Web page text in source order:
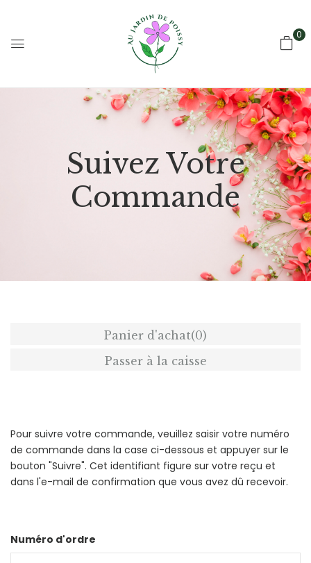
0
Suivez Votre
Commande
Panier d'achat(0)
Passer à la caisse
Pour suivre votre commande, veuillez saisir votre numéro
de commande dans la case ci-dessous et appuyer sur le
bouton "Suivre". Cet identifiant figure sur votre reçu et
dans l'e-mail de confirmation que vous avez dû recevoir.
Numéro d'ordre